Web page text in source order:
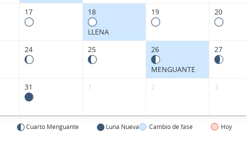
17 18
LLENA
19 20
24 25 26
MENGUANTE
27
31 1 2 3
Cuarto Menguante Luna Nueva Cambio de fase Hoy